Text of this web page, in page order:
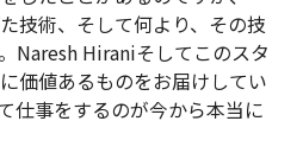
技術、そして何より、その技
Naresh Hiraniそしてこのスタ
価値あるものをお届けしてい
仕事をするのが今から本当に